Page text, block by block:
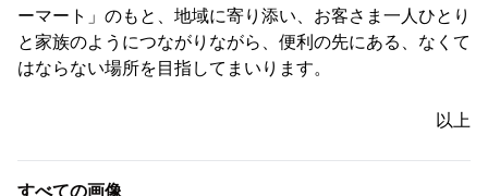
ーマート」のもと、地域に寄り添い、お客さま一人ひとり
と家族のようにつながりながら、便利の先にある、なくて
はならない場所を目指してまいります。
以上
すべての画像